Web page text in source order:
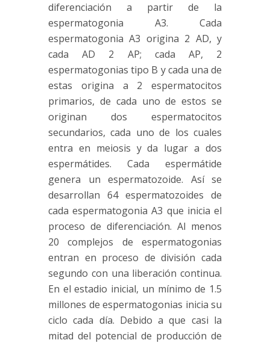
diferenciación a partir de la
espermatogonia A3. Cada
espermatogonia A3 origina 2 AD, y
cada AD 2 AP; cada AP, 2
espermatogonias tipo B y cada una de
estas origina a 2 espermatocitos
primarios, de cada uno de estos se
originan dos espermatocitos
secundarios, cada uno de los cuales
entra en meiosis y da lugar a dos
espermátides. Cada espermátide
genera un espermatozoide. Así se
desarrollan 64 espermatozoides de
cada espermatogonia A3 que inicia el
proceso de diferenciación. Al menos
20 complejos de espermatogonias
entran en proceso de división cada
segundo con una liberación continua.
En el estadio inicial, un mínimo de 1.5
millones de espermatogonias inicia su
ciclo cada día. Debido a que casi la
mitad del potencial de producción de